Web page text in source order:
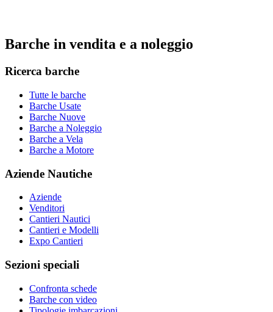
Barche in vendita e a noleggio
Ricerca barche
Tutte le barche
Barche Usate
Barche Nuove
Barche a Noleggio
Barche a Vela
Barche a Motore
Aziende Nautiche
Aziende
Venditori
Cantieri Nautici
Cantieri e Modelli
Expo Cantieri
Sezioni speciali
Confronta schede
Barche con video